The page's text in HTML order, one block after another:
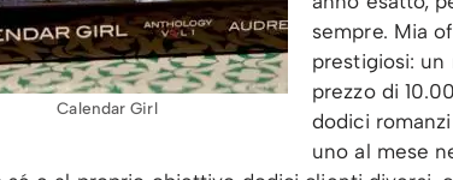
Calendar Girl
sempre. Mia
prestigiosi: un
prezzo di
dodici
uno al mese